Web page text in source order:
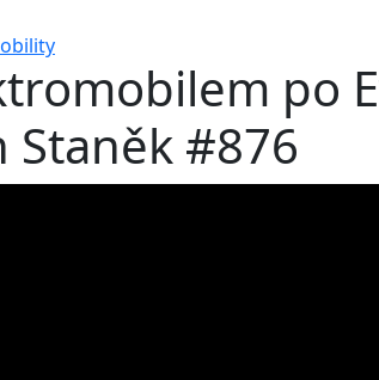
po
Staněk #876